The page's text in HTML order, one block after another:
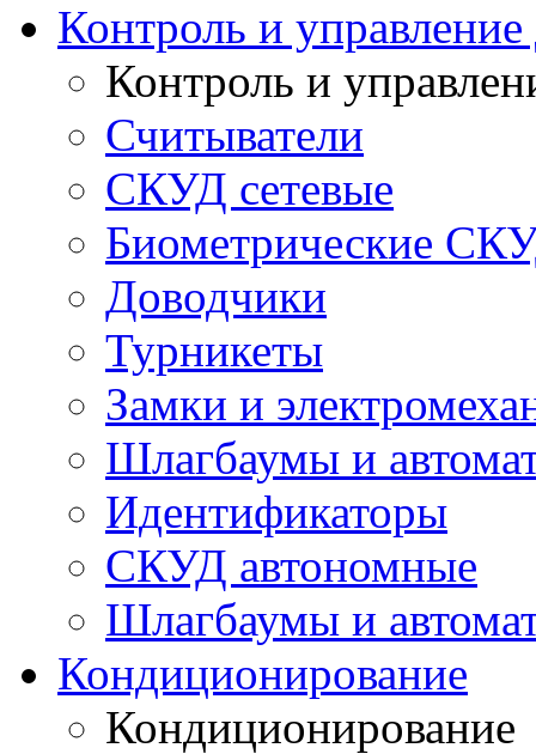
Контроль и
Контроль и
Считыватели
СКУД сетевые
Биометрические
Доводчики
Турникеты
Замки и
Шлагбаумы и
Идентификаторы
СКУД автономные
Шлагбаумы и
Кондиционирование
Кондиционирование